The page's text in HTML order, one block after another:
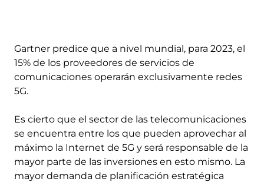
Gartner predice que a nivel mundial, para 2023, el
15% de los proveedores de servicios de
comunicaciones operarán exclusivamente redes
5G.
Es cierto que el sector de las telecomunicaciones
se encuentra entre los que pueden aprovechar al
máximo la Internet de 5G y será responsable de la
mayor parte de las inversiones en esto mismo. La
mayor demanda de planificación estratégica